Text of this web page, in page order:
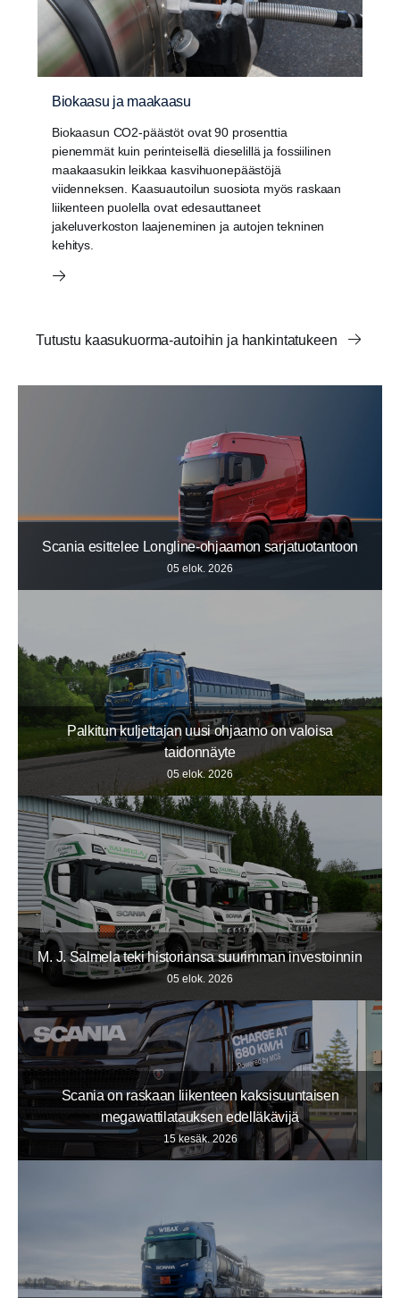
Biokaasu ja maakaasu
Biokaasun CO2-päästöt ovat 90 prosenttia
pienemmät kuin perinteisellä dieselillä ja fossiilinen
maakaasukin leikkaa kasvihuonepäästöjä
viidenneksen. Kaasuautoilun suosiota myös raskaan
liikenteen puolella ovat edesauttaneet
jakeluverkoston laajeneminen ja autojen tekninen
kehitys.
Tutustu kaasukuorma-autoihin ja hankintatukeen
Scania esittelee Longline-ohjaamon sarjatuotantoon
05 elok. 2026
Palkitun kuljettajan uusi ohjaamo on valoisa
taidonnäyte
05 elok. 2026
M. J. Salmela teki historiansa suurimman investoinnin
05 elok. 2026
Scania on raskaan liikenteen kaksisuuntaisen
megawattilatauksen edelläkävijä
15 kesäk. 2026